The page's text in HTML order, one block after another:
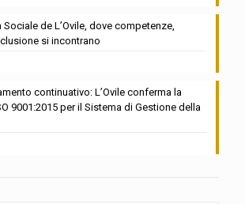
Sociale de L’Ovile, dove competenze,
si incontrano
continuativo: L’Ovile conferma la
9001:2015 per il Sistema di Gestione della